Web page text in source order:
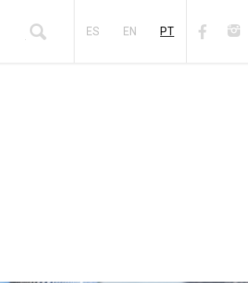
ES EN PT sociales